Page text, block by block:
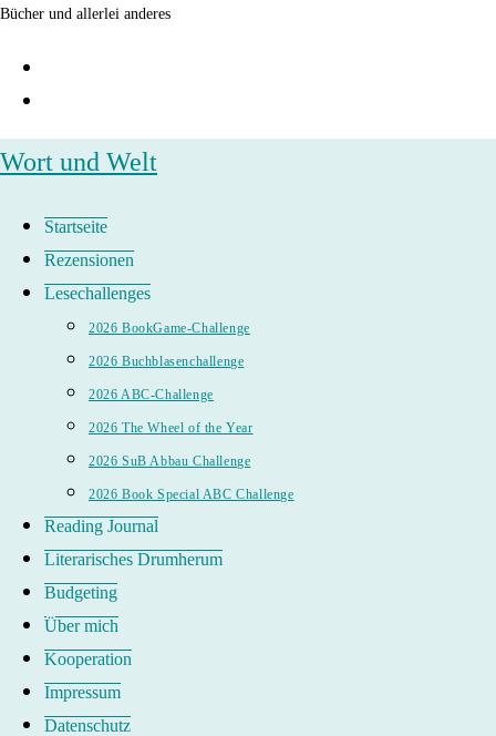
Zum
Bücher und allerlei anderes
Wort und Welt
Startseite
Rezensionen
Lesechallenges
2026 BookGame-Challenge
2026 Buchblasenchallenge
2026 ABC-Challenge
2026 The Wheel of the Year
2026 SuB Abbau Challenge
2026 Book Special ABC Challenge
Reading Journal
Literarisches Drumherum
Budgeting
Über mich
Kooperation
Impressum
Datenschutz